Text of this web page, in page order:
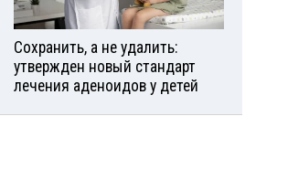
Сохранить, а не удалить:
утвержден новый стандарт
лечения аденоидов у детей